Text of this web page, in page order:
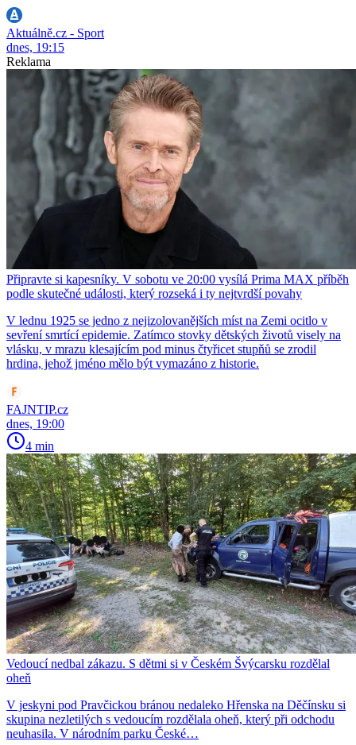
Aktuálně.cz - Sport
dnes, 19:15
Reklama
Připravte si kapesníky. V sobotu ve 20:00 vysílá Prima MAX příběh
podle skutečné události, který rozseká i ty nejtvrdší povahy
V lednu 1925 se jedno z nejizolovanějších míst na Zemi ocitlo v
sevření smrtící epidemie. Zatímco stovky dětských životů visely na
vlásku, v mrazu klesajícím pod minus čtyřicet stupňů se zrodil
hrdina, jehož jméno mělo být vymazáno z historie.
FAJNTIP.cz
dnes, 19:00
4 min
Vedoucí nedbal zákazu. S dětmi si v Českém Švýcarsku rozdělal
oheň
V jeskyni pod Pravčickou bránou nedaleko Hřenska na Děčínsku si
skupina nezletilých s vedoucím rozdělala oheň, který při odchodu
neuhasila. V národním parku České…